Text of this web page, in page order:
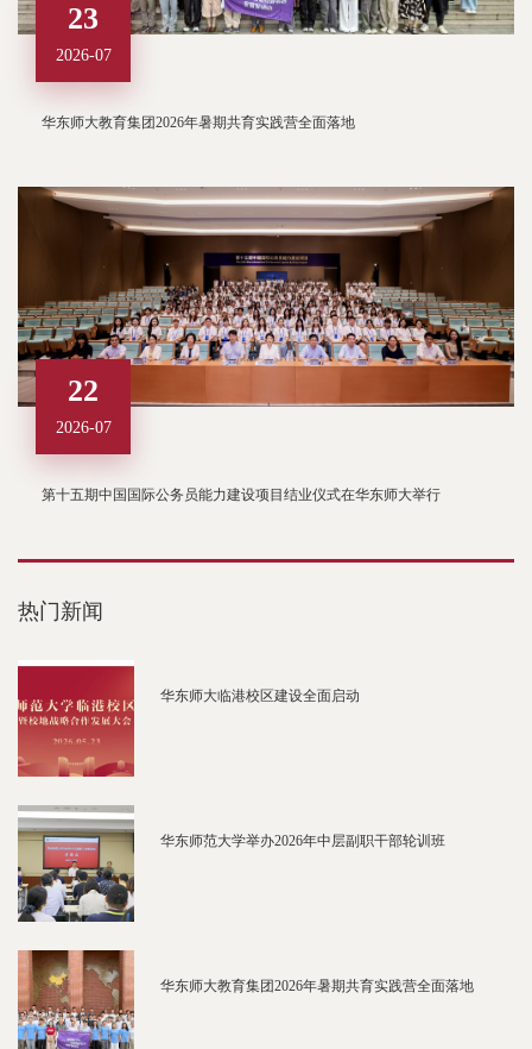
23
2026-07
华东师大教育集团2026年暑期共育实践营全面落地
22
2026-07
第十五期中国国际公务员能力建设项目结业仪式在华东师大举行
热门新闻
华东师大临港校区建设全面启动
华东师范大学举办2026年中层副职干部轮训班
华东师大教育集团2026年暑期共育实践营全面落地